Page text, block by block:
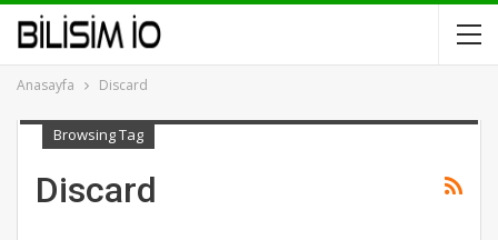
Anasayfa Discard
Browsing Tag
Discard